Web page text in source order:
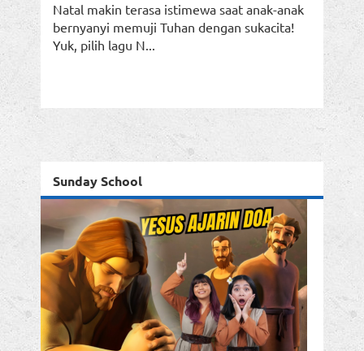
Natal makin terasa istimewa saat anak-anak
bernyanyi memuji Tuhan dengan sukacita!
Yuk, pilih lagu N...
Sunday School